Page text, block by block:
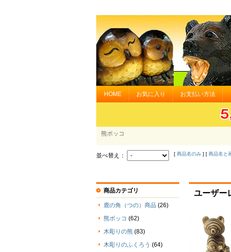
HOME お気に入り お支払い方法
熊ボッコ
並べ替え： [ 商品名のみ ] [ 商品名と
ユーザー
商品カテゴリ
鹿の角（つの）商品 (26)
熊ボッコ (62)
木彫りの熊 (83)
木彫りのふくろう (64)